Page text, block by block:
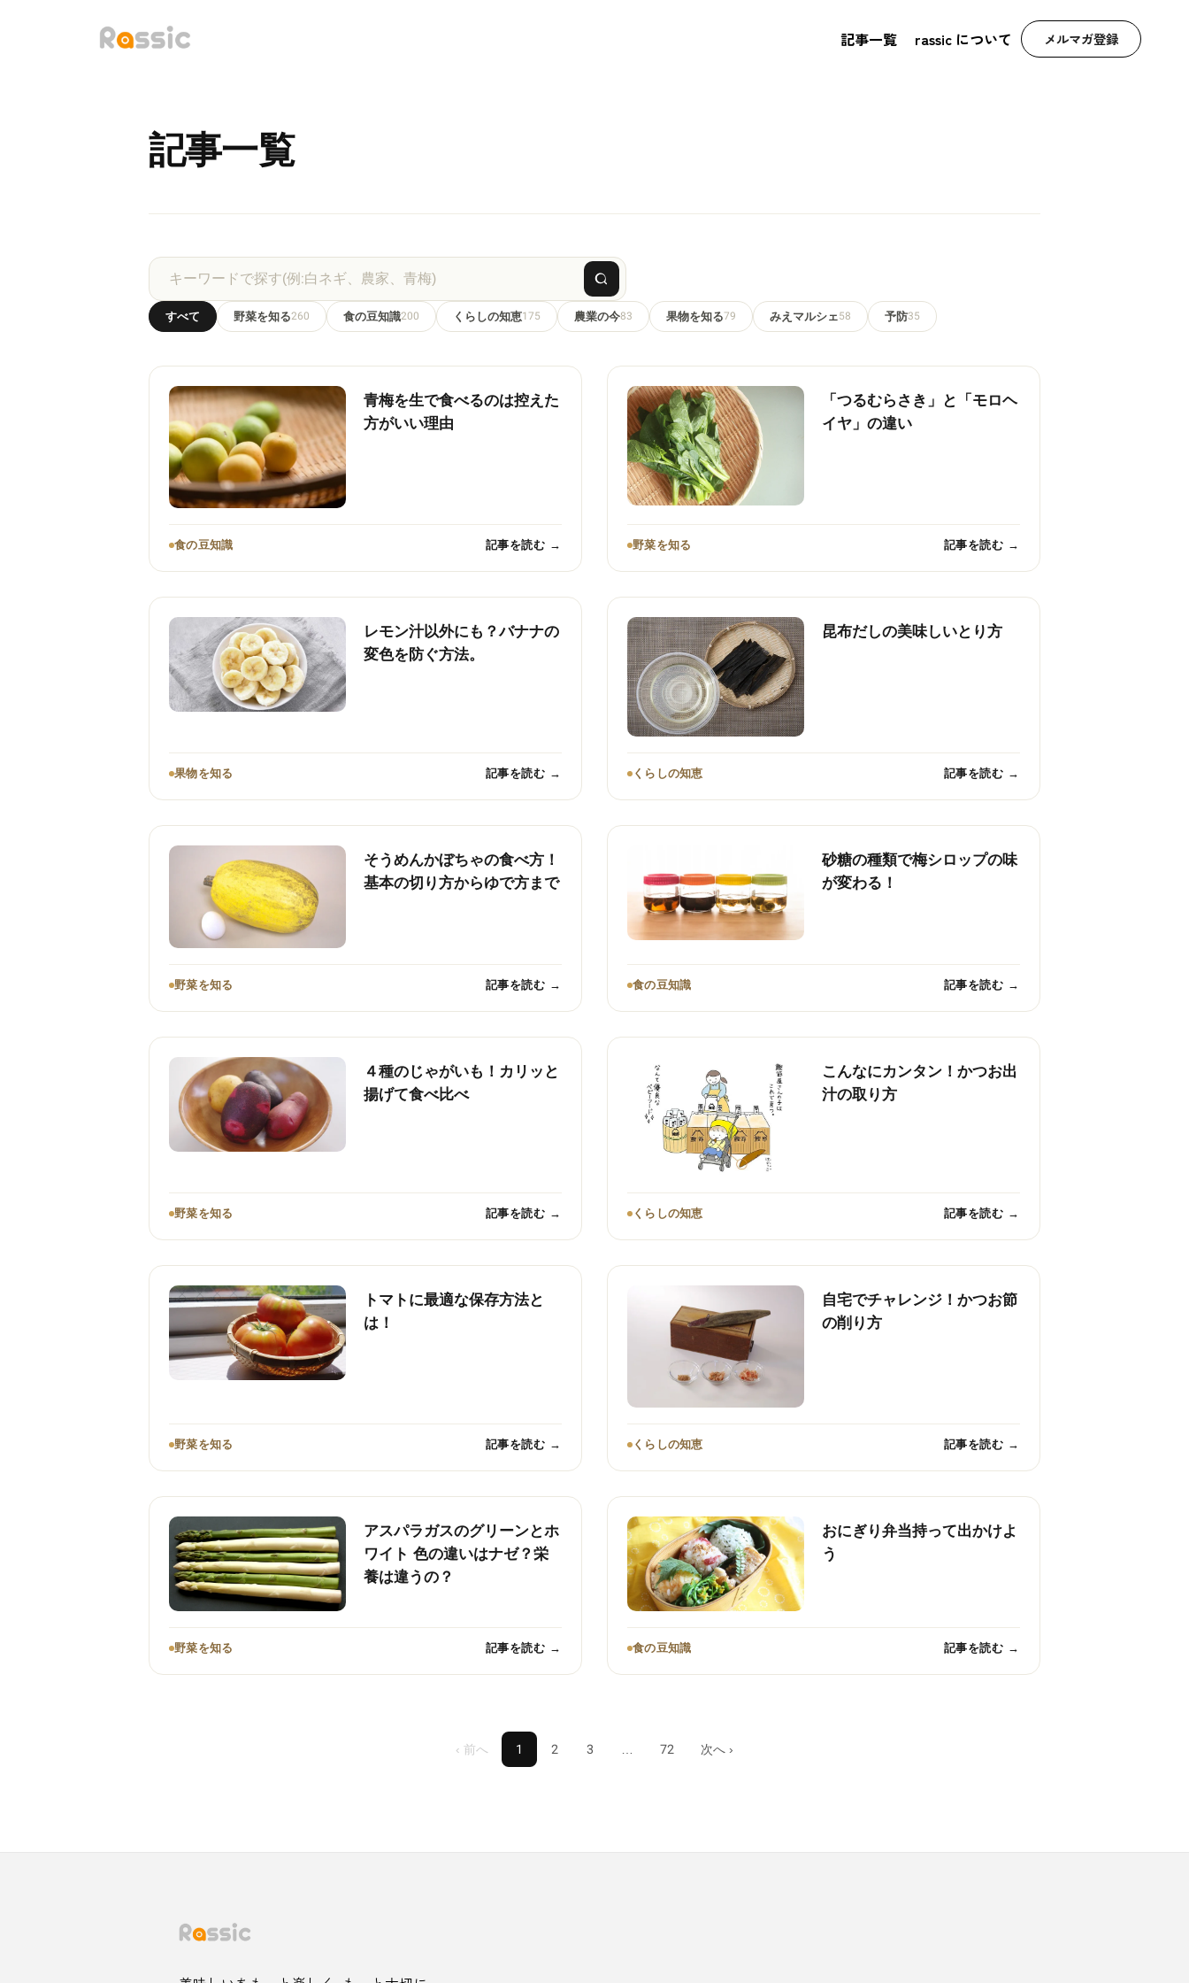
記事一覧 rassic について メルマガ登録
記事一覧
すべて 野菜を知る260 食の豆知識200 くらしの知恵175 農業の今83 果物を知る79 みえマルシェ58 予防35
青梅を生で食べるのは控えた
方がいい理由
食の豆知識 記事を読む →
「つるむらさき」と「モロヘ
イヤ」の違い
野菜を知る 記事を読む →
レモン汁以外にも？バナナの
変色を防ぐ方法。
果物を知る 記事を読む →
昆布だしの美味しいとり方
くらしの知恵 記事を読む →
そうめんかぼちゃの食べ方！
基本の切り方からゆで方まで
野菜を知る 記事を読む →
砂糖の種類で梅シロップの味
が変わる！
食の豆知識 記事を読む →
４種のじゃがいも！カリッと
揚げて食べ比べ
野菜を知る 記事を読む →
こんなにカンタン！かつお出
汁の取り方
くらしの知恵 記事を読む →
トマトに最適な保存方法と
は！
野菜を知る 記事を読む →
自宅でチャレンジ！かつお節
の削り方
くらしの知恵 記事を読む →
アスパラガスのグリーンとホ
ワイト 色の違いはナゼ？栄
養は違うの？
野菜を知る 記事を読む →
おにぎり弁当持って出かけよ
う
食の豆知識 記事を読む →
‹ 前へ 1 2 3 72 次へ ›